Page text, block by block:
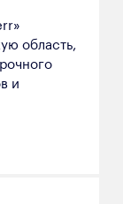
область,
и